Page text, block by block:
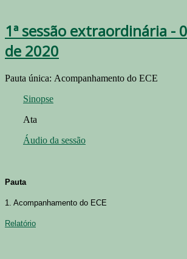
1ª sessão extraordinária -
de 2020
Pauta única: Acompanhamento do ECE
Sinopse
Ata
Áudio da sessão
Pauta
1. Acompanhamento do ECE
Relatório